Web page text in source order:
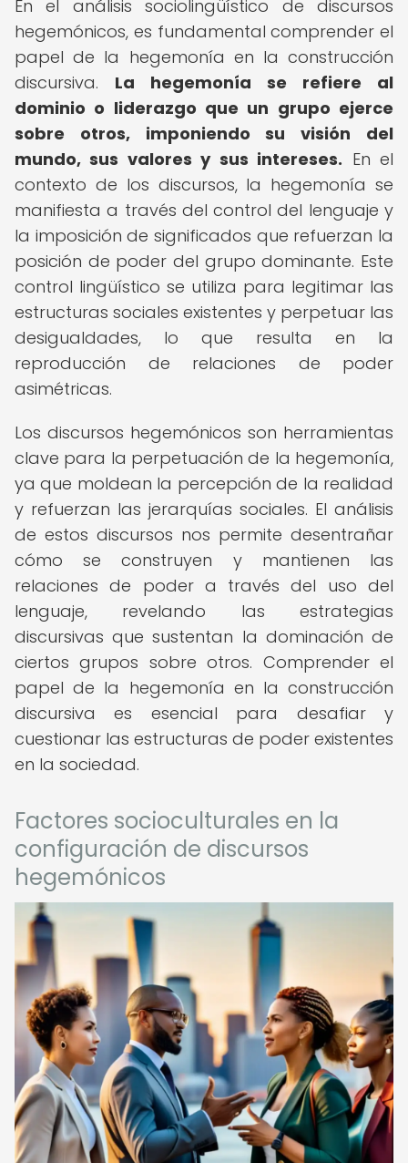
En el análisis sociolingüístico de discursos
hegemónicos, es fundamental comprender el
papel de la hegemonía en la construcción
discursiva. La hegemonía se refiere al
dominio o liderazgo que un grupo ejerce
sobre otros, imponiendo su visión del
mundo, sus valores y sus intereses. En el
contexto de los discursos, la hegemonía se
manifiesta a través del control del lenguaje y
la imposición de significados que refuerzan la
posición de poder del grupo dominante. Este
control lingüístico se utiliza para legitimar las
estructuras sociales existentes y perpetuar las
desigualdades, lo que resulta en la
reproducción de relaciones de poder
asimétricas.
Los discursos hegemónicos son herramientas
clave para la perpetuación de la hegemonía,
ya que moldean la percepción de la realidad
y refuerzan las jerarquías sociales. El análisis
de estos discursos nos permite desentrañar
cómo se construyen y mantienen las
relaciones de poder a través del uso del
lenguaje, revelando las estrategias
discursivas que sustentan la dominación de
ciertos grupos sobre otros. Comprender el
papel de la hegemonía en la construcción
discursiva es esencial para desafiar y
cuestionar las estructuras de poder existentes
en la sociedad.
Factores socioculturales en la
configuración de discursos
hegemónicos